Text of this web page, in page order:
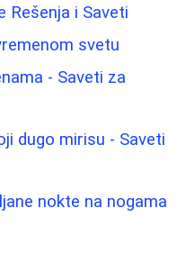
Rešenja i Saveti
svetu
- Saveti za
dugo mirisu - Saveti
nokte na nogama